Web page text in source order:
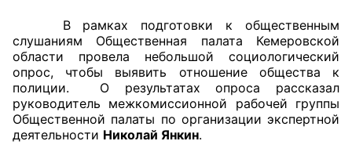
В рамках подготовки к общественным
слушаниям Общественная палата Кемеровской
области провела небольшой социологический
опрос, чтобы выявить отношение общества к
полиции. О результатах опроса рассказал
руководитель межкомиссионной рабочей группы
Общественной палаты по организации экспертной
деятельности Николай Янкин.